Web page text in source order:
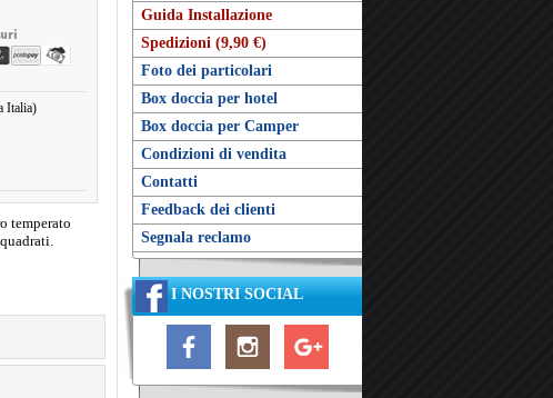
Guida Installazione
Spedizioni (9,90 €)
Foto dei particolari
Box doccia per hotel
Box doccia per Camper
Condizioni di vendita
Contatti
Feedback dei clienti
Segnala reclamo
I NOSTRI SOCIAL
Italia)
temperato